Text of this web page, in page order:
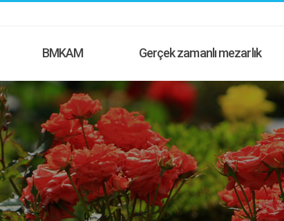
BMKAM Gerçek zamanlı mezarlık